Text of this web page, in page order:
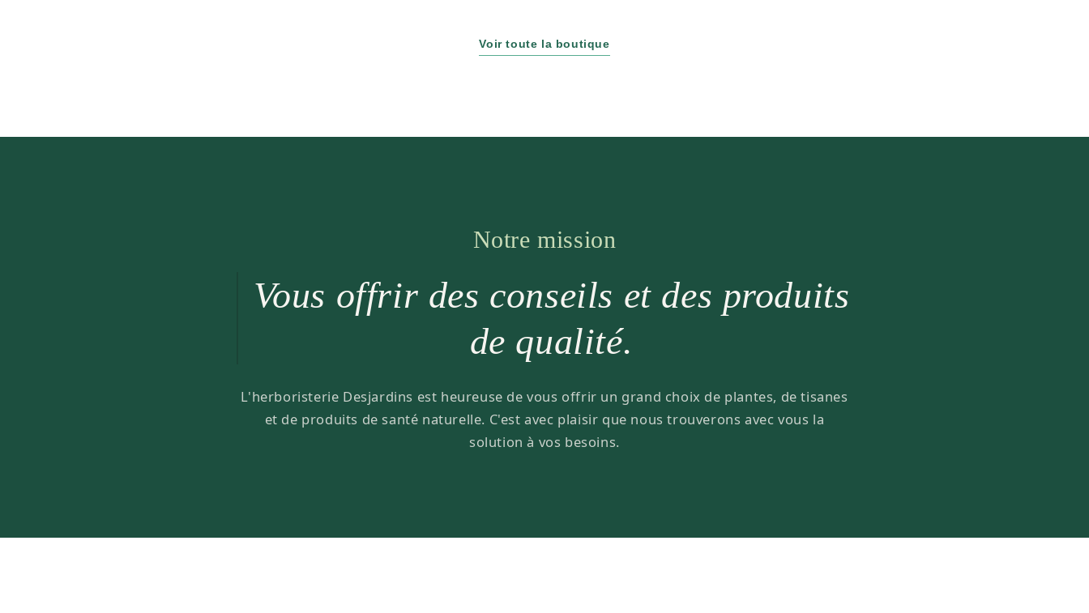
Voir toute la boutique
Notre mission
Vous offrir des conseils et des produits
de qualité.
L'herboristerie Desjardins est heureuse de vous offrir un grand choix de plantes, de tisanes
et de produits de santé naturelle. C'est avec plaisir que nous trouverons avec vous la
solution à vos besoins.